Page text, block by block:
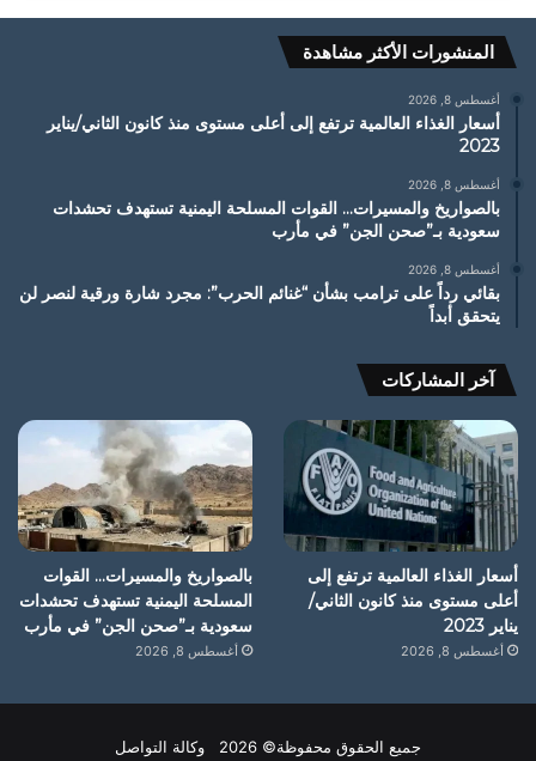
المنشورات الأكثر مشاهدة
أغسطس 8, 2026
أسعار الغذاء العالمية ترتفع إلى أعلى مستوى منذ كانون الثاني/يناير
2023
أغسطس 8, 2026
بالصواريخ والمسيرات… القوات المسلحة اليمنية تستهدف تحشدات
سعودية بـ”صحن الجن” في مأرب
أغسطس 8, 2026
بقائي رداً على ترامب بشأن “غنائم الحرب”: مجرد شارة ورقية لنصر لن
يتحقق أبداً
آخر المشاركات
أسعار الغذاء العالمية ترتفع إلى
أعلى مستوى منذ كانون الثاني/
يناير 2023
أغسطس 8, 2026
بالصواريخ والمسيرات… القوات
المسلحة اليمنية تستهدف تحشدات
سعودية بـ”صحن الجن” في مأرب
أغسطس 8, 2026
جميع الحقوق محفوظة© 2026 وكالة التواصل